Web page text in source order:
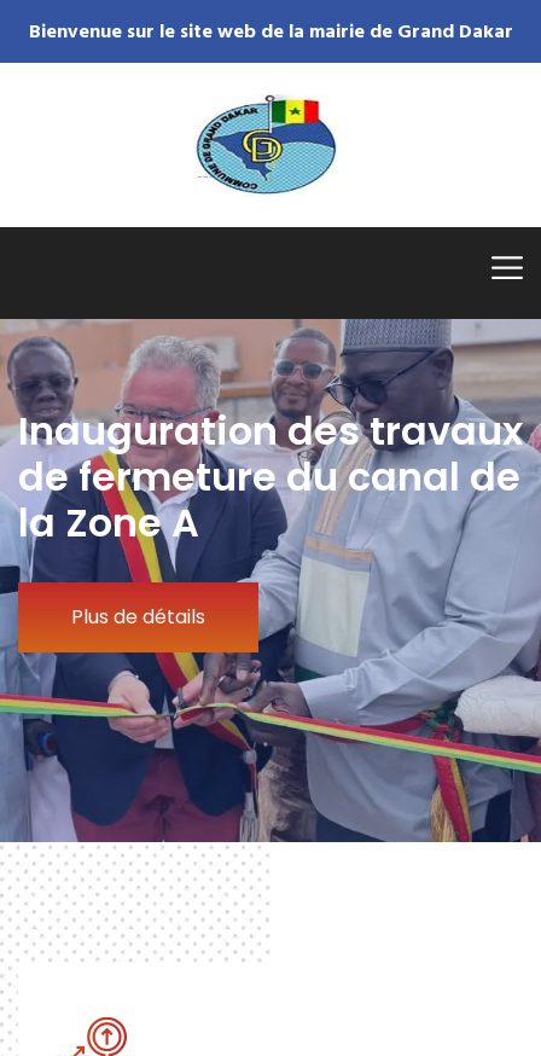
Bienvenue sur le site web de la mairie de Grand Dakar
Inauguration des travaux
de fermeture du canal de
la Zone A
Plus de détails